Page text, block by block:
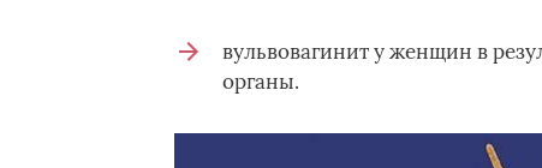
вульвовагинит у женщин в
органы.